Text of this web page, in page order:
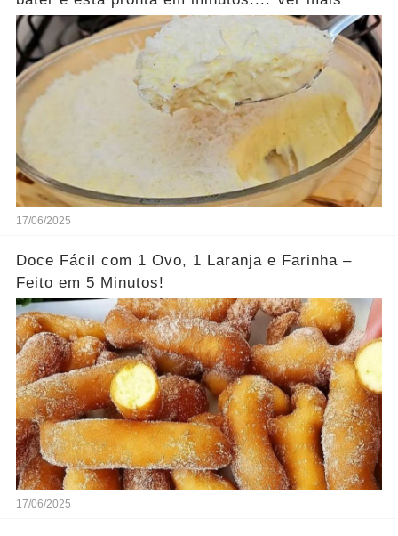
17/06/2025
Doce Fácil com 1 Ovo, 1 Laranja e Farinha –
Feito em 5 Minutos!
17/06/2025